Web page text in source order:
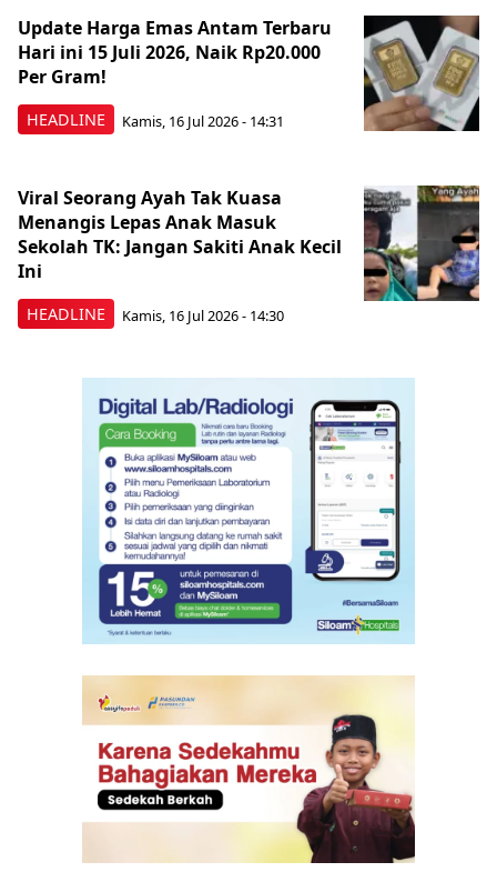
HEADLINE
Update Harga Emas Antam Terbaru
Hari ini 15 Juli 2026, Naik Rp20.000
Per Gram!
Kamis, 16 Jul 2026 - 14:31
HEADLINE
Viral Seorang Ayah Tak Kuasa
Menangis Lepas Anak Masuk
Sekolah TK: Jangan Sakiti Anak Kecil
Ini
Kamis, 16 Jul 2026 - 14:30